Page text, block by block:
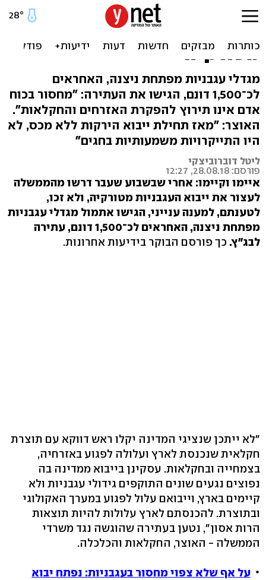
העגבניות מגיעות לבג"ץ:
חקלאים עתרו נגד הייבוא
מטורקיה
מגדלי עגבניות מפתחת ניצנה, האחראים
לכ־1,500 דונם, הגישו את העתירה: "מחסור בכוח
אדם אינו תירוץ להפקרת האזרחים והחקלאות".
האוצר: "מאז תחילת ייבוא הירקות ללא מכס, לא
היו התייקרויות משמעותיות בחגים"
ליטל דוברוביצקי
פורסם: 28.08.18, 12:27
איימו וקיימו: אחרי שבשבוע שעבר דרשו מהממשלה
לעצור את ייבוא העגבניות מטורקיה, ולא זכו,
לטענתם, למענה ענייני, הגישו אתמול מגדלי עגבניות
מפתחת ניצנה, האחראים לכ־1,500 דונם, עתירה
לבג"ץ. כך פורסם הבוקר בידיעות אחרונות.
"לא ייתכן שנציגי המדינה יקלו ראש דווקא עם תוצרת
חקלאית שנכנסת לארץ ועלולה לפגוע באזרחיה,
בצמחייה ובחקלאות. עסקינן בייבוא ממדינה בה
נפוצים נגעים שונים התוקפים גידולי עגבניות ולא
קיימים בארץ, וייבואם עלול לפגוע במערך האקולוגי
ובתוצרת. להכנסתם לארץ עלולות להיות תוצאות
הרות אסון", נטען בעתירה שהוגשה נגד משרדי
הממשלה - האוצר, החקלאות והכלכלה.
על אף שלא צפוי מחסור בעגבניות: נפתח יבוא